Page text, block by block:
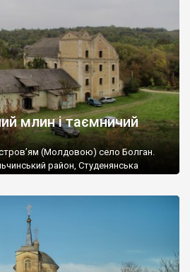
млин і таємничий
(Молдовою) село Болган.
район, Студенянська
хрестами. Всі епітафії, які
церковнослов’янською
ознаками – цвинтар
19 століттям. У 1924-1940